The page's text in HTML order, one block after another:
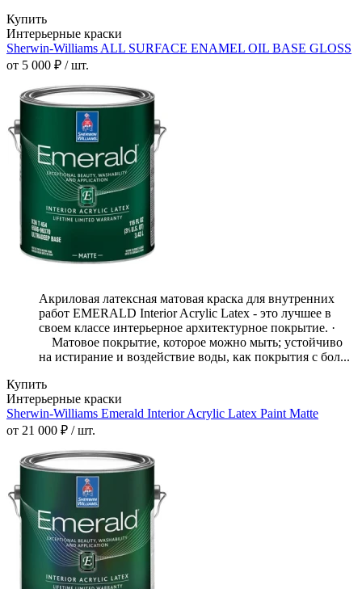
Купить
Интерьерные краски
Sherwin-Williams ALL SURFACE ENAMEL OIL BASE GLOSS
от 5 000 ₽ / шт.
Акриловая латексная матовая краска для внутренних
работ EMERALD Interior Acrylic Latex - это лучшее в
своем классе интерьерное архитектурное покрытие. ·
Матовое покрытие, которое можно мыть; устойчиво
на истирание и воздействие воды, как покрытия с бол...
Купить
Интерьерные краски
Sherwin-Williams Emerald Interior Acrylic Latex Paint Matte
от 21 000 ₽ / шт.